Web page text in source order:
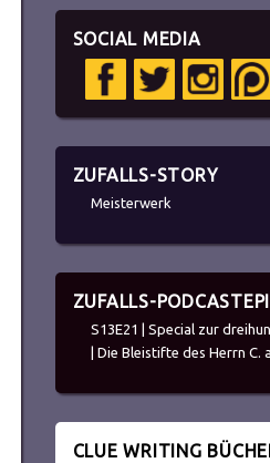
SOCIAL MEDIA
ZUFALLS-STORY
Meisterwerk
ZUFALLS-
S13E21 | Special zur
| Die Bleistifte des Herrn C.
CLUE WRITING